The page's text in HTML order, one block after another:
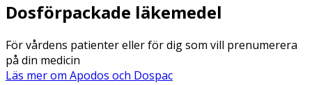
Dosförpackade läkemedel
För vårdens patienter eller för dig som vill prenumerera
på din medicin
Läs mer om Apodos och Dospac